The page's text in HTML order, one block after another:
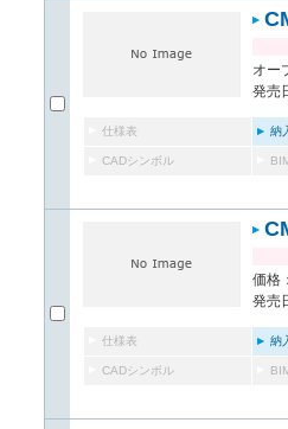
オー
発売
仕様表 納
CADシンボル
価格
発売
仕様表 納
CADシンボル